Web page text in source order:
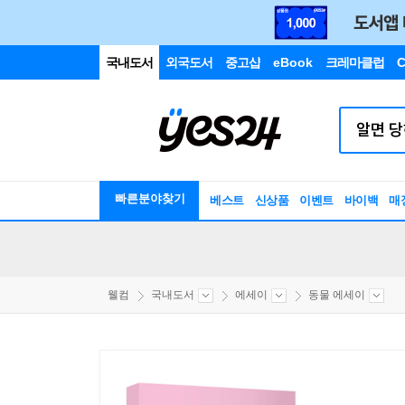
국내도서 외국도서 중고샵 eBook 크레마클럽
빠른분야찾기 베스트 신상품 이벤트 바이백 매
웰컴 국내도서 에세이 동물 에세이